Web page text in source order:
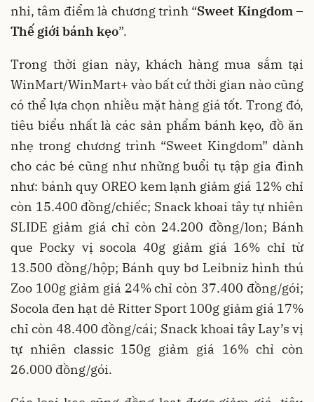
nhi, tâm điểm là chương trình “Sweet Kingdom –
Thế giới bánh kẹo”.
Trong thời gian này, khách hàng mua sắm tại
WinMart/WinMart+ vào bất cứ thời gian nào cũng
có thể lựa chọn nhiều mặt hàng giá tốt. Trong đó,
tiêu biểu nhất là các sản phẩm bánh kẹo, đồ ăn
nhẹ trong chương trình “Sweet Kingdom” dành
cho các bé cũng như những buổi tụ tập gia đình
như: bánh quy OREO kem lạnh giảm giá 12% chỉ
còn 15.400 đồng/chiếc; Snack khoai tây tự nhiên
SLIDE giảm giá chỉ còn 24.200 đồng/lon; Bánh
que Pocky vị socola 40g giảm giá 16% chỉ từ
13.500 đồng/hộp; Bánh quy bơ Leibniz hình thú
Zoo 100g giảm giá 24% chỉ còn 37.400 đồng/gói;
Socola đen hạt dẻ Ritter Sport 100g giảm giá 17%
chỉ còn 48.400 đồng/cái; Snack khoai tây Lay’s vị
tự nhiên classic 150g giảm giá 16% chỉ còn
26.000 đồng/gói.